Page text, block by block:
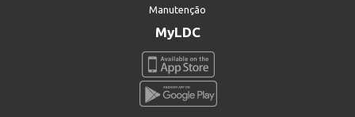
Manutenção
MyLDC